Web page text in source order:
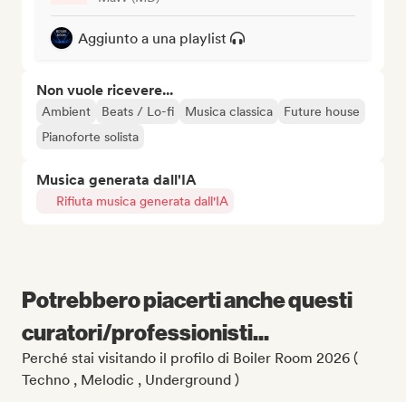
Aggiunto a una playlist
Non vuole ricevere...
Ambient Beats / Lo-fi Musica classica
Future house
Pianoforte solista
Musica generata dall'IA
Rifiuta musica generata dall'IA
Potrebbero piacerti anche questi
curatori/professionisti...
Perché stai visitando il profilo di Boiler Room 2026 (
Techno , Melodic , Underground )